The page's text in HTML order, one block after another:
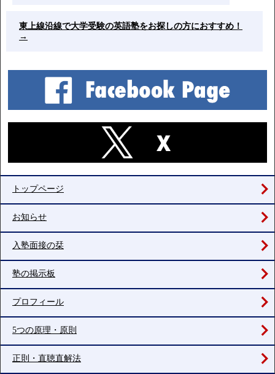
東上線沿線で大学受験の英語塾をお探しの方におすすめ！
→
トップページ
お知らせ
入塾面接の栞
塾の掲示板
プロフィール
5つの原理・原則
正則・直聴直解法